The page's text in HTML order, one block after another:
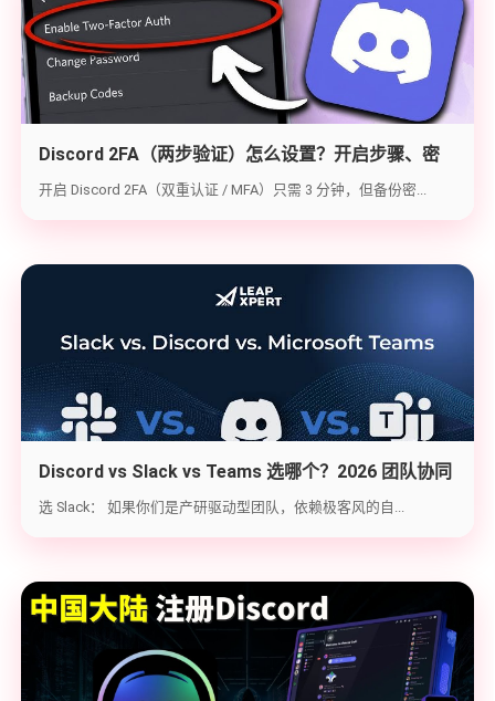
Discord 2FA（两步验证）怎么设置？开启步骤、密
钥备份与炸号救急（2026实战版）
开启 Discord 2FA（双重认证 / MFA）只需 3 分钟，但备份密...
Discord vs Slack vs Teams 选哪个？2026 团队协同
工具实战选型指南
选 Slack： 如果你们是产研驱动型团队，依赖极客风的自...